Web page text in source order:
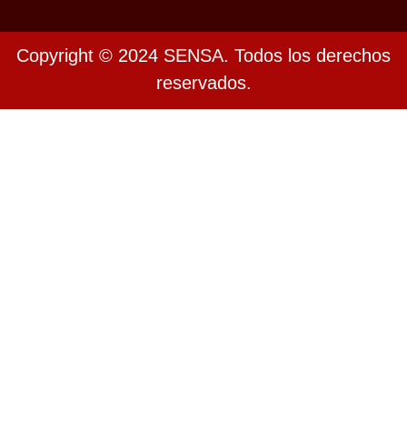
Copyright © 2024 SENSA. Todos los derechos
reservados.